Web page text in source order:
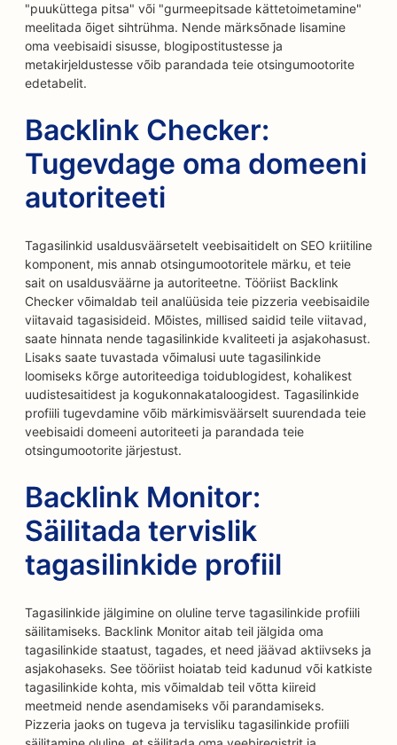
"puuküttega pitsa" või "gurmeepitsade kättetoimetamine"
meelitada õiget sihtrühma. Nende märksõnade lisamine
oma veebisaidi sisusse, blogipostitustesse ja
metakirjeldustesse võib parandada teie otsingumootorite
edetabelit.
Backlink Checker:
Tugevdage oma domeeni
autoriteeti
Tagasilinkid usaldusväärsetelt veebisaitidelt on SEO kriitiline
komponent, mis annab otsingumootoritele märku, et teie
sait on usaldusväärne ja autoriteetne. Tööriist Backlink
Checker võimaldab teil analüüsida teie pizzeria veebisaidile
viitavaid tagasisideid. Mõistes, millised saidid teile viitavad,
saate hinnata nende tagasilinkide kvaliteeti ja asjakohasust.
Lisaks saate tuvastada võimalusi uute tagasilinkide
loomiseks kõrge autoriteediga toidublogidest, kohalikest
uudistesaitidest ja kogukonnakataloogidest. Tagasilinkide
profiili tugevdamine võib märkimisväärselt suurendada teie
veebisaidi domeeni autoriteeti ja parandada teie
otsingumootorite järjestust.
Backlink Monitor:
Säilitada tervislik
tagasilinkide profiil
Tagasilinkide jälgimine on oluline terve tagasilinkide profiili
säilitamiseks. Backlink Monitor aitab teil jälgida oma
tagasilinkide staatust, tagades, et need jäävad aktiivseks ja
asjakohaseks. See tööriist hoiatab teid kadunud või katkiste
tagasilinkide kohta, mis võimaldab teil võtta kiireid
meetmeid nende asendamiseks või parandamiseks.
Pizzeria jaoks on tugeva ja tervisliku tagasilinkide profiili